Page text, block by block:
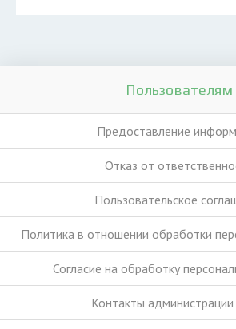
Пользователям
Предоставление
Отказ от
Пользовательское
Политика в отношении обработки
Согласие на обработку
Контакты администрации